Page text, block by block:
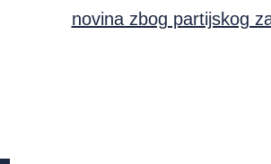
novina zbog partijskog